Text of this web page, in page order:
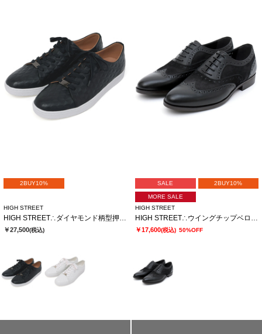
2BUY10%
HIGH STREET
HIGH STREET∴ダイヤモンド柄型押しドレススニーカー
￥27,500(税込)
SALE 2BUY10%
MORE SALE
HIGH STREET
HIGH STREET∴ウイングチップベロアコンビシューズ
￥17,600(税込) 50%OFF